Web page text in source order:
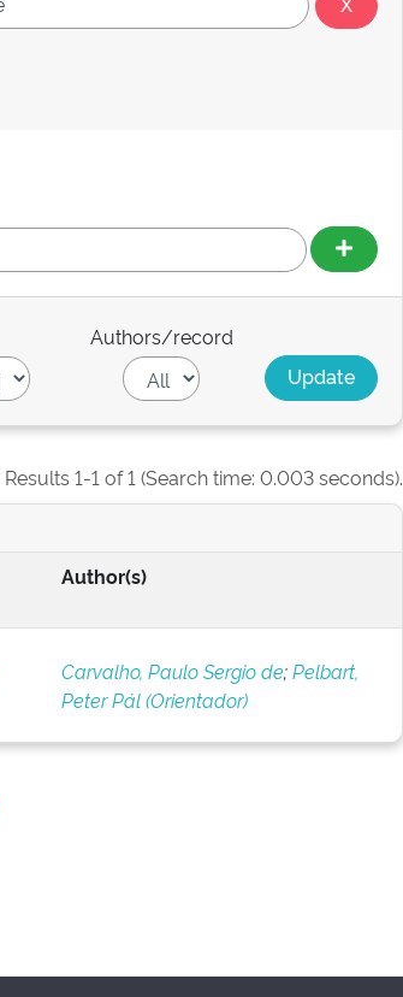
Authors/record
Results 1-1 of 1 (Search time: 0.003 seconds).
Author(s)
Carvalho, Paulo Sergio de;Pelbart,
Peter Pál (Orientador)